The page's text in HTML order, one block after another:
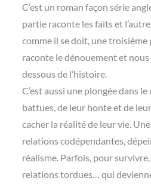
C’est un roman façon série
partie raconte les faits et
comme il se doit, une troisième
raconte le dénouement et
dessous de l’histoire.
C’est aussi une plongée dans
battues, de leur honte et de
cacher la réalité de leur vie.
relations codépendantes,
réalisme. Parfois, pour
relations tordues… qui